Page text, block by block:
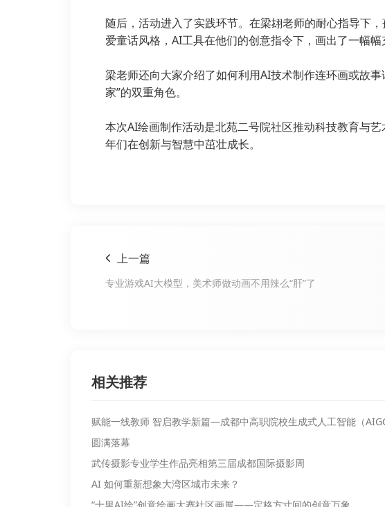
随后，活动进入了实践环节。在梁翃老师的耐心指导下
爱童话风格，AI工具在他们的创意指令下，画出了一幅幅
梁老师还向大家介绍了如何利用AI技术制作连环画或故
家”的双重角色。
本次AI绘画制作活动是北苑二号院社区推动科技教育与
年们在创新与智慧中茁壮成长。
上一篇
专业游戏AI大模型，美术师做动画不用辣么“肝”了
相关推荐
赋能一线教师 智启教学新篇—成都中高职院校生成式人工智能（
圆满落幕
武传摄影专业学生作品亮相第三届成都国际摄影周
AI 如何重新想象大湾区城市未来？